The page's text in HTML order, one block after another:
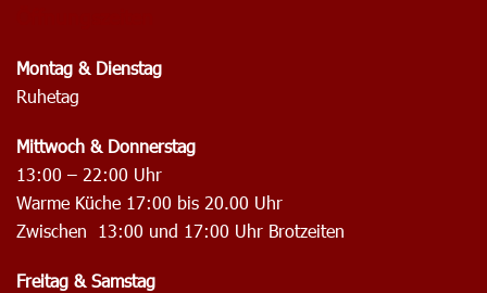
Montag & Dienstag
Ruhetag
Mittwoch & Donnerstag
13:00 – 22:00 Uhr
Warme Küche 17:00 bis 20.00 Uhr
Zwischen 13:00 und 17:00 Uhr Brotzeiten
Freitag & Samstag